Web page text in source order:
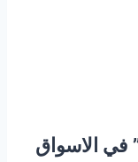
في الاسواق